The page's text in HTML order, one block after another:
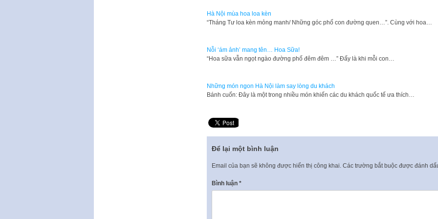
Hà Nội mùa hoa loa kèn
“Tháng Tư loa kèn mỏng manh/ Những góc phố con đường quen…”. Cùng với hoa…
Nỗi ‘ám ảnh’ mang tên… Hoa Sữa!
“Hoa sữa vẫn ngọt ngào đường phố đêm đêm …” Đấy là khi mỗi con…
Những món ngon Hà Nội làm say lòng du khách
Bánh cuốn: Đây là một trong nhiều món khiến các du khách quốc tế ưa thích…
Để lại một bình luận
Email của bạn sẽ không được hiển thị công khai. Các trường bắt buộc được đánh
Bình luận *